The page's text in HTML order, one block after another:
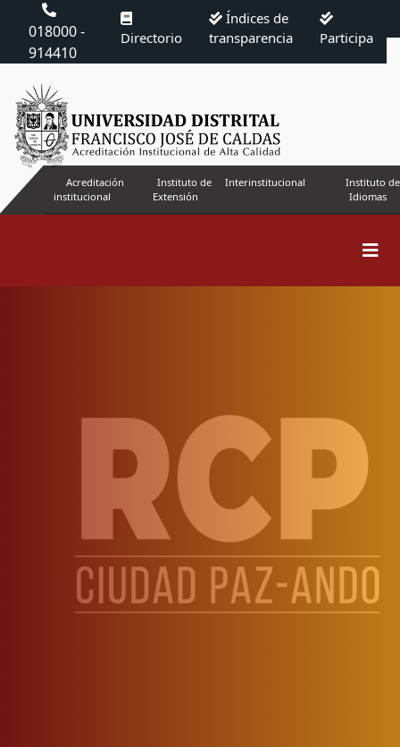
018000 -
914410
Directorio
Índices de
transparencia
Participa
Acreditación
institucional
Instituto de
Extensión
Interinstitucional
Instituto de
Idiomas